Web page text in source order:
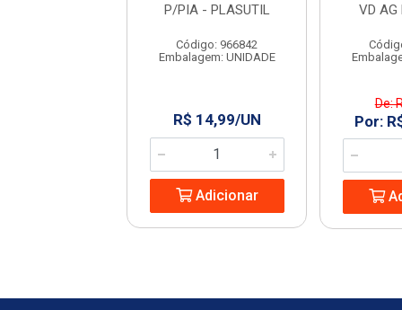
P/PIA - PLASUTIL
Código: 966842
Embalagem: UNIDADE
R$ 14,99/UN
Adicionar
VD AG
De:
Por: